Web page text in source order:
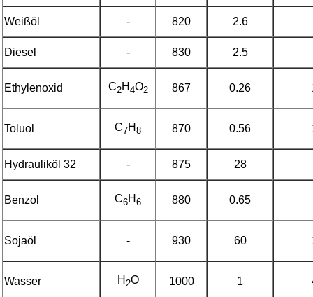
Weißöl - 820 2.6
Diesel - 830 2.5
Ethylenoxid C2H 4O2 867 0.26
Toluol C7H 8 870 0.56
Hydrauliköl 32 - 875 28
Benzol C6H 6 880 0.65
Sojaöl - 930 60
Wasser H 2O 1000 1